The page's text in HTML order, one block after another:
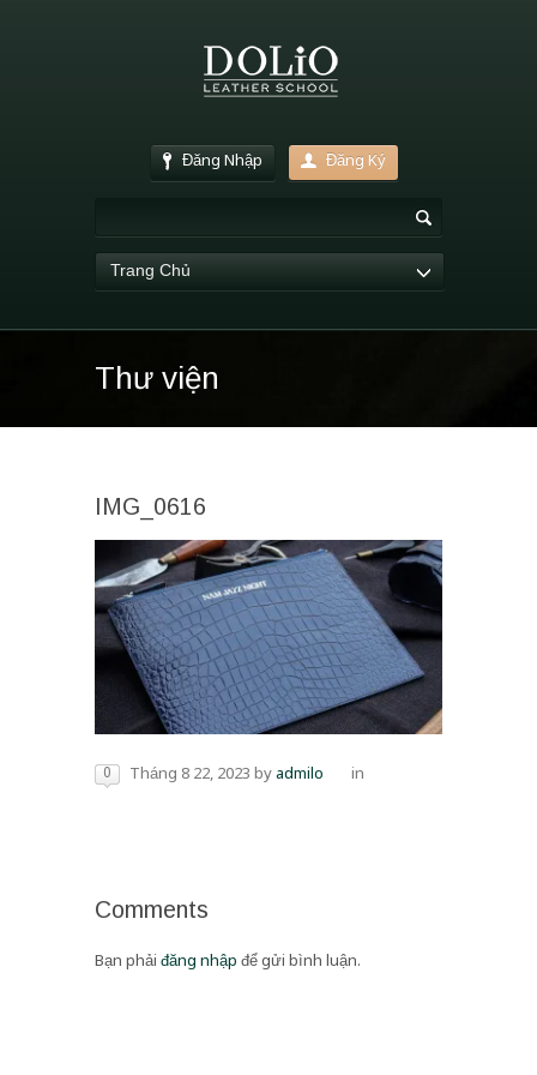
Đăng Nhập Đăng Ký
Trang Chủ
Thư viện
IMG_0616
0 Tháng 8 22, 2023 byadmilo in
Comments
Bạn phải đăng nhập để gửi bình luận.